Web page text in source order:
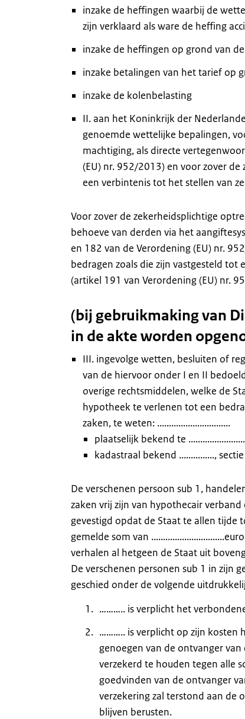
inzake de heffingen waarbij de
zijn verklaard als ware de heffing
inzake de heffingen op grond van
inzake betalingen van het tarief op
inzake de kolenbelasting
II. aan het Koninkrijk der
genoemde wettelijke bepalingen,
machtiging, als directe
(EU) nr. 952/2013) en voor zover
een verbintenis tot het stellen van
Voor zover de zekerheidsplichtige
behoeve van derden via het
en 182 van de Verordening (EU) nr.
bedragen zoals die zijn vastgesteld
(artikel 191 van Verordening (EU) nr.
(bij gebruikmaking van
in de akte worden
III. ingevolge wetten, besluiten of
van de hiervoor onder I en II
overige rechtsmiddelen, welke de
hypotheek te verlenen tot een
zaken, te weten: ...............................
plaatselijk bekend te
kadastraal bekend ..............., sectie
De verschenen persoon sub 1,
zaken vrij zijn van hypothecair
gevestigd opdat de Staat te allen tijde
gemelde som van
verhalen al hetgeen de Staat uit
De verschenen personen sub 1 in zijn
geschied onder de volgende
……….. is verplicht het
……….. is verplicht op zijn kosten
genoegen van de ontvanger
verzekerd te houden tegen alle
goedvinden van de ontvanger
verzekering zal terstond aan de
blijven berusten.